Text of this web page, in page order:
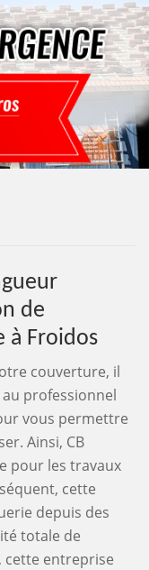
de
à Froidos
couverture, il
professionnel
vous permettre
Ainsi, CB
pour les travaux
cette
depuis des
totale de
cette entreprise